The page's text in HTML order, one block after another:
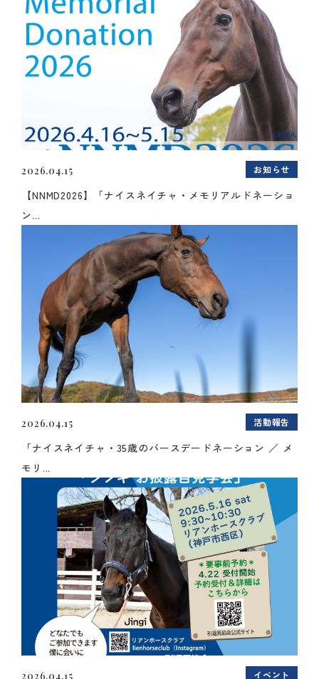
2026.04.15 お知らせ
【NNMD2026】「ナイスネイチャ・メモリアルドネーショ
ン...
2026.04.15 活動報告
「ナイスネイチャ・35歳のバースデードネーション ／ メ
モリ...
2026.04.15 イベント